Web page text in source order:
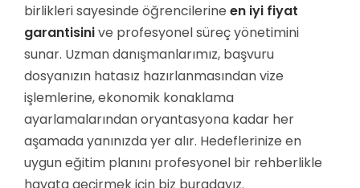
birlikleri sayesinde öğrencilerine en iyi fiyat
garantisinive profesyonel süreç yönetimini
sunar. Uzman danışmanlarımız, başvuru
dosyanızın hatasız hazırlanmasından vize
işlemlerine, ekonomik konaklama
ayarlamalarından oryantasyona kadar her
aşamada yanınızda yer alır. Hedeflerinize en
uygun eğitim planını profesyonel bir rehberlikle
hayata geçirmek için biz buradayız.